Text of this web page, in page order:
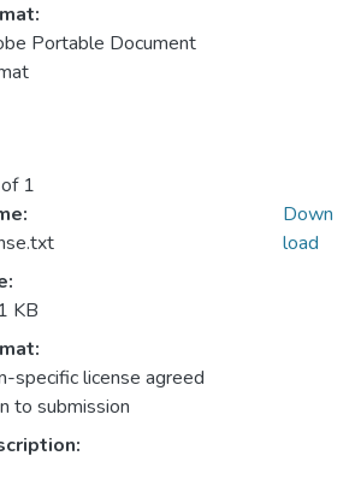
Portable Document
1
KB
specific license agreed
to submission
Down
load